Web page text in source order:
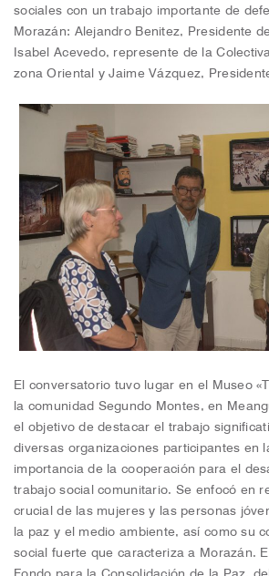
sociales con un trabajo importante de
Morazán: Alejandro Benitez, Presidente
Isabel Acevedo, represente de la
zona Oriental y Jaime Vázquez,
El conversatorio tuvo lugar en el Museo
la comunidad Segundo Montes, en
el objetivo de destacar el trabajo
diversas organizaciones participantes en
importancia de la cooperación para el
trabajo social comunitario. Se enfocó en
crucial de las mujeres y las personas
la paz y el medio ambiente, así como su
social fuerte que caracteriza a Morazán.
Fondo para la Consolidación de la Paz,